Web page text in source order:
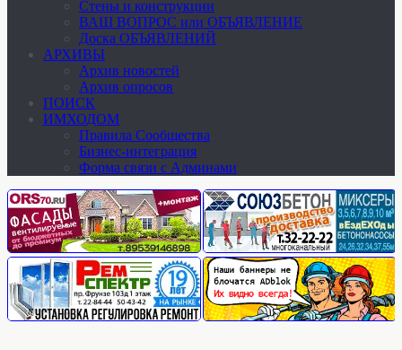
Стены и конструкции
ВАШ ВОПРОС или ОБЪЯВЛЕНИЕ
Доска ОБЪЯВЛЕНИЙ
АРХИВЫ
Архив новостей
Архив опросов
ПОИСК
ИМХОДОМ
Правила Сообщества
Бизнес-интеграция
Форма связи с Админами